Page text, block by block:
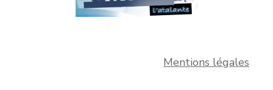
Mentions légales